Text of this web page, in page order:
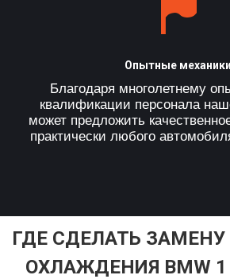
Опытные механики
Благодаря многолетнему
квалификации персонала
может предложить
практически любого
ГДЕ СДЕЛАТЬ
ОХЛАЖДЕНИЯ BMW 1